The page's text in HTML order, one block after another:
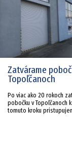
Zatvárame
Topoľčanoch
Po viac ako 20 rokoch
pobočku v Topoľčanoch
tomuto kroku